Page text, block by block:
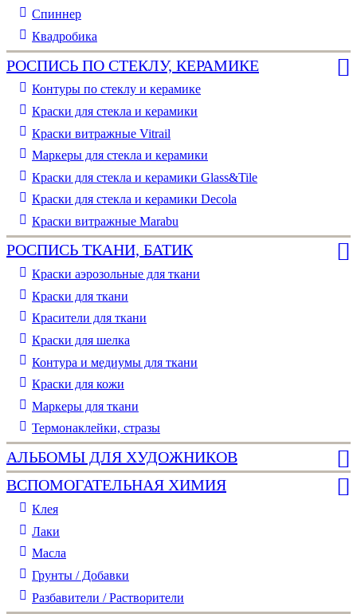
Спиннер
Квадробика
РОСПИСЬ ПО СТЕКЛУ, КЕРАМИКЕ
Контуры по стеклу и керамике
Краски для стекла и керамики
Краски витражные Vitrail
Маркеры для стекла и керамики
Краски для стекла и керамики Glass&Tile
Краски для стекла и керамики Decola
Краски витражные Marabu
РОСПИСЬ ТКАНИ, БАТИК
Краски аэрозольные для ткани
Краски для ткани
Красители для ткани
Краски для шелка
Контура и медиумы для ткани
Краски для кожи
Маркеры для ткани
Термонаклейки, стразы
АЛЬБОМЫ ДЛЯ ХУДОЖНИКОВ
ВСПОМОГАТЕЛЬНАЯ ХИМИЯ
Клея
Лаки
Масла
Грунты / Добавки
Разбавители / Растворители